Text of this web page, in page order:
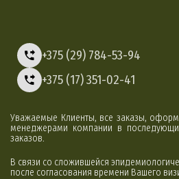
+375 (29) 784-53-94
+375 (17) 351-02-41
Уважаемые Клиенты, все заказы,
менеджерами компании в
заказов.
В связи со сложившейся
после согласования времени Вашего